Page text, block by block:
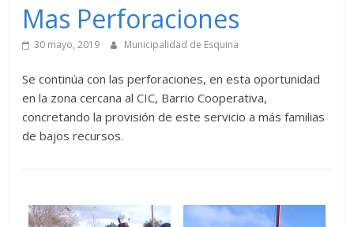
Mas Perforaciones
30 mayo, 2019 Municipalidad de Esquina
Se continúa con las perforaciones, en esta oportunidad
en la zona cercana al CIC, Barrio Cooperativa,
concretando la provisión de este servicio a más familias
de bajos recursos.